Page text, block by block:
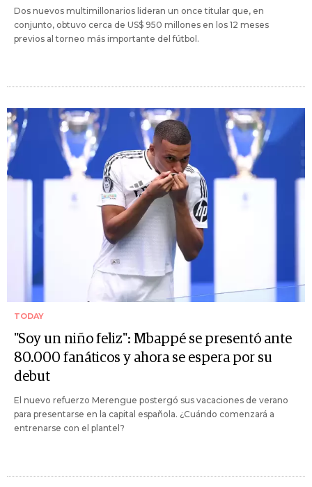
Dos nuevos multimillonarios lideran un once titular que, en
conjunto, obtuvo cerca de US$ 950 millones en los 12 meses
previos al torneo más importante del fútbol.
TODAY
"Soy un niño feliz": Mbappé se presentó ante
80.000 fanáticos y ahora se espera por su
debut
El nuevo refuerzo Merengue postergó sus vacaciones de verano
para presentarse en la capital española. ¿Cuándo comenzará a
entrenarse con el plantel?